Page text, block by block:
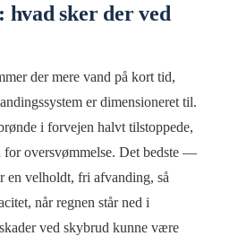
sker der ved
der mere vand på kort tid,
er dimensioneret til.
i forvejen halvt tilstoppede,
for oversvømmelse. Det bedste —
velholdt, fri afvanding, så
når regnen står ned i
ved skybrud kunne være